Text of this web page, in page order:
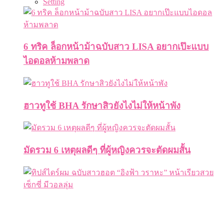
6 ทริค ล็อกหน้าม้าฉบับสาว LISA อยากเป๊ะแบบ
ไอดอลห้ามพลาด
ฮาวทูใช้ BHA รักษาสิวยังไงไม่ให้หน้าพัง
มัดรวม 6 เหตุผลดีๆ ที่ผู้หญิงควรจะตัดผมสั้น